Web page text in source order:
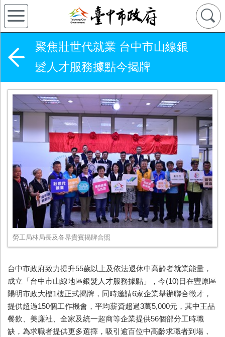
聚焦壯世代就業 台中市山線銀
髮人才服務據點今揭牌
勞工局林局長及各界貴賓揭牌合照
台中市政府致力提升55歲以上及依法退休中高齡者就業能量，
成立「台中市山線地區銀髮人才服務據點」，今(10)日在豐原區
陽明市政大樓1樓正式揭牌，同時邀請6家企業舉辦聯合徵才，
提供超過150個工作機會，平均薪資超過3萬5,000元，其中王品
餐飲、美廉社、全家及統一超商等企業提供56個部分工時職
缺，為求職者提供更多選擇，吸引逾百位中高齡求職者到場，